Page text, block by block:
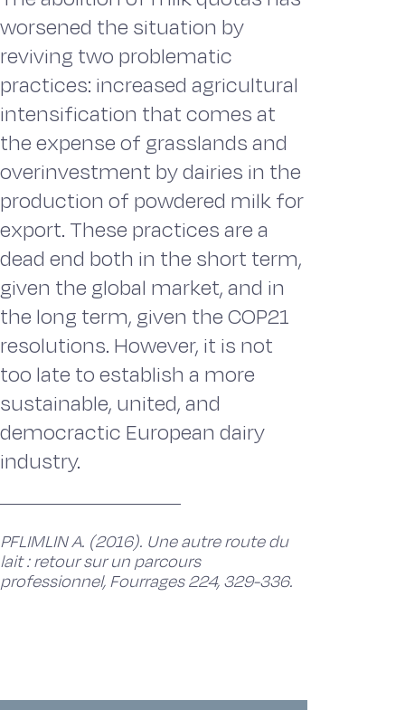
worsened the situation by
reviving two problematic
practices: increased agricultural
intensification that comes at
the expense of grasslands and
overinvestment by dairies in the
production of powdered milk for
export. These practices are a
dead end both in the short term,
given the global market, and in
the long term, given the COP21
resolutions. However, it is not
too late to establish a more
sustainable, united, and
democractic European dairy
industry.
PFLIMLIN A. (2016). Une autre route du
lait : retour sur un parcours
professionnel, Fourrages 224, 329-336.